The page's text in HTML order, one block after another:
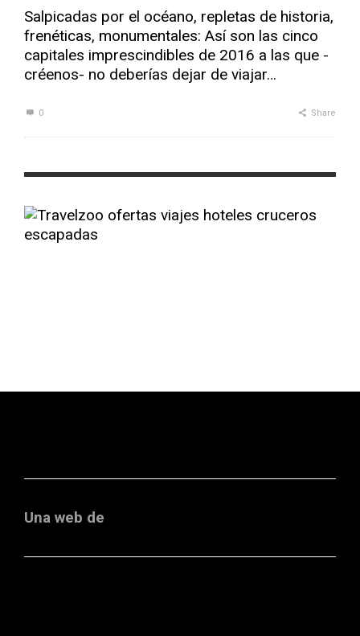
Salpicadas por el océano, repletas de historia,
frenéticas, monumentales: Así son las cinco
capitales imprescindibles de 2016 a las que -
créenos- no deberías dejar de viajar…
0 Share
Una web de